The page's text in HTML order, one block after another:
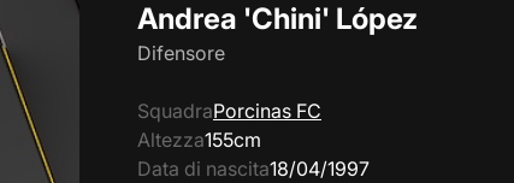
Andrea 'Chini' López
Difensore
SquadraPorcinas FC
Altezza155cm
Data di nascita18/04/1997